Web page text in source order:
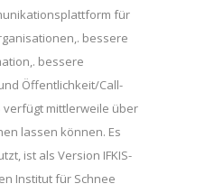
für
bessere
bessere
Öffentlichkeit/Call-
verfügt mittlerweile über
lassen können. Es
ist als Version IFKIS-
Institut für Schnee